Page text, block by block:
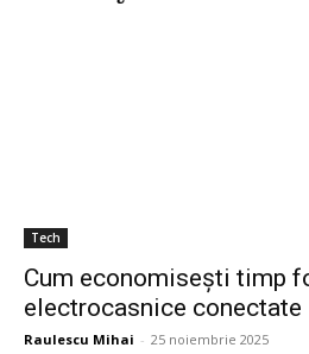
Tech
Cum economisești timp
electrocasnice conectate
Raulescu Mihai - 25 noiembrie 2025